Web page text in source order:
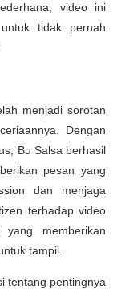
video ini
tidak pernah
menjadi sorotan
Dengan
Bu Salsa berhasil
pesan yang
dan menjaga
terhadap video
memberikan
tampil.
tentang pentingnya